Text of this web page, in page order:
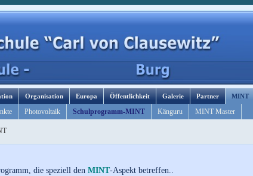
Organisation Europa Öffentlichkeit Galerie Partner MINT
Photovoltaik Schulprogramm-MINT Känguru MINT Master
die speziell den MINT-Aspekt betreffen..